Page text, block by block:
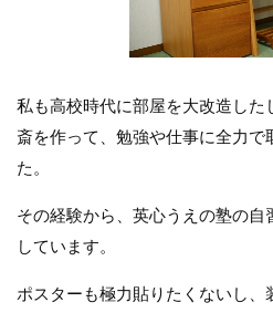
私も高校時代に部屋を大改造した
斎を作って、勉強や仕事に全力で
た。
その経験から、英心うえの塾の自
しています。
ポスターも極力貼りたくないし、